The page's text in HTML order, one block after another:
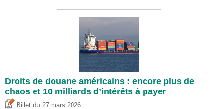
Droits de douane américains : encore plus de
chaos et 10 milliards d’intérêts à payer
Billet du 27 mars 2026